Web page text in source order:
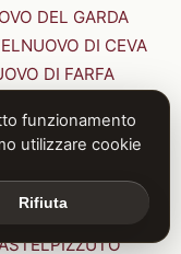
DEL GARDA
DI CEVA
DI FARFA
DON BOSCO
NIGRA
RANGONE
VAL DI CECINA
funzionamento
utilizzare cookie
Rifiuta